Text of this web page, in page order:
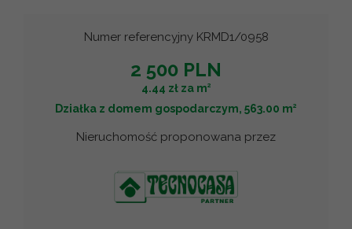
Numer referencyjny KRMD1/0958
2 500 PLN
4.44 zł za m2
Działka z domem gospodarczym, 563.00 m2
Nieruchomość proponowana przez